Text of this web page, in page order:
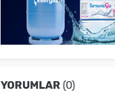
YORUMLAR (0)